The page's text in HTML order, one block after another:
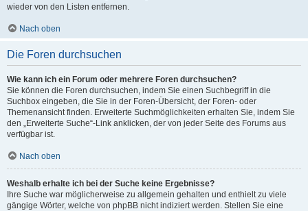
wieder von den Listen entfernen.
Nach oben
Die Foren durchsuchen
Wie kann ich ein Forum oder mehrere Foren durchsuchen?
Sie können die Foren durchsuchen, indem Sie einen Suchbegriff in die
Suchbox eingeben, die Sie in der Foren-Übersicht, der Foren- oder
Themenansicht finden. Erweiterte Suchmöglichkeiten erhalten Sie, indem Sie
den „Erweiterte Suche“-Link anklicken, der von jeder Seite des Forums aus
verfügbar ist.
Nach oben
Weshalb erhalte ich bei der Suche keine Ergebnisse?
Ihre Suche war möglicherweise zu allgemein gehalten und enthielt zu viele
gängige Wörter, welche von phpBB nicht indiziert werden. Stellen Sie eine